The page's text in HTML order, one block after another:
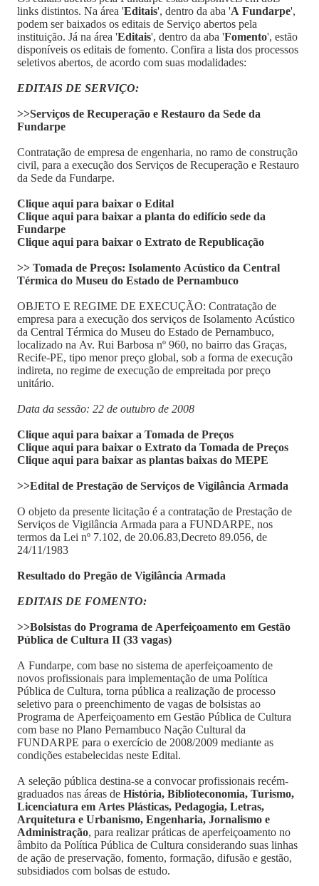
links distintos. Na área 'Editais', dentro da aba 'A Fundarpe',
podem ser baixados os editais de Serviço abertos pela
instituição. Já na área 'Editais', dentro da aba 'Fomento', estão
disponíveis os editais de fomento. Confira a lista dos processos
seletivos abertos, de acordo com suas modalidades:
EDITAIS DE SERVIÇO:
>>Serviços de Recuperação e Restauro da Sede da
Fundarpe
Contratação de empresa de engenharia, no ramo de construção
civil, para a execução dos Serviços de Recuperação e Restauro
da Sede da Fundarpe.
Clique aqui para baixar o Edital
Clique aqui para baixar a planta do edifício sede da
Fundarpe
Clique aqui para baixar o Extrato de Republicação
>> Tomada de Preços: Isolamento Acústico da Central
Térmica do Museu do Estado de Pernambuco
OBJETO E REGIME DE EXECUÇÃO: Contratação de
empresa para a execução dos serviços de Isolamento Acústico
da Central Térmica do Museu do Estado de Pernambuco,
localizado na Av. Rui Barbosa nº 960, no bairro das Graças,
Recife-PE, tipo menor preço global, sob a forma de execução
indireta, no regime de execução de empreitada por preço
unitário.
Data da sessão: 22 de outubro de 2008
Clique aqui para baixar a Tomada de Preços
Clique aqui para baixar o Extrato da Tomada de Preços
Clique aqui para baixar as plantas baixas do MEPE
>>Edital de Prestação de Serviços de Vigilância Armada
O objeto da presente licitação é a contratação de Prestação de
Serviços de Vigilância Armada para a FUNDARPE, nos
termos da Lei nº 7.102, de 20.06.83,Decreto 89.056, de
24/11/1983
Resultado do Pregão de Vigilância Armada
EDITAIS DE FOMENTO:
>>Bolsistas do Programa de Aperfeiçoamento em Gestão
Pública de Cultura II (33 vagas)
A Fundarpe, com base no sistema de aperfeiçoamento de
novos profissionais para implementação de uma Política
Pública de Cultura, torna pública a realização de processo
seletivo para o preenchimento de vagas de bolsistas ao
Programa de Aperfeiçoamento em Gestão Pública de Cultura
com base no Plano Pernambuco Nação Cultural da
FUNDARPE para o exercício de 2008/2009 mediante as
condições estabelecidas neste Edital.
A seleção pública destina-se a convocar profissionais recém-
graduados nas áreas de História, Biblioteconomia, Turismo,
Licenciatura em Artes Plásticas, Pedagogia, Letras,
Arquitetura e Urbanismo, Engenharia, Jornalismo e
Administração, para realizar práticas de aperfeiçoamento no
âmbito da Política Pública de Cultura considerando suas linhas
de ação de preservação, fomento, formação, difusão e gestão,
subsidiados com bolsas de estudo.